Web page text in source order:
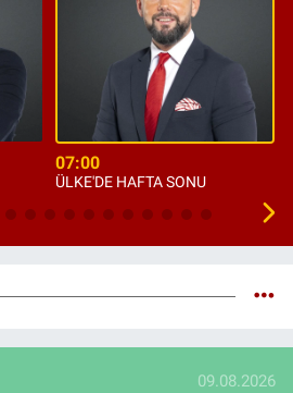
07:00
ÜLKE'DE HAFTA SONU
09.08.2026